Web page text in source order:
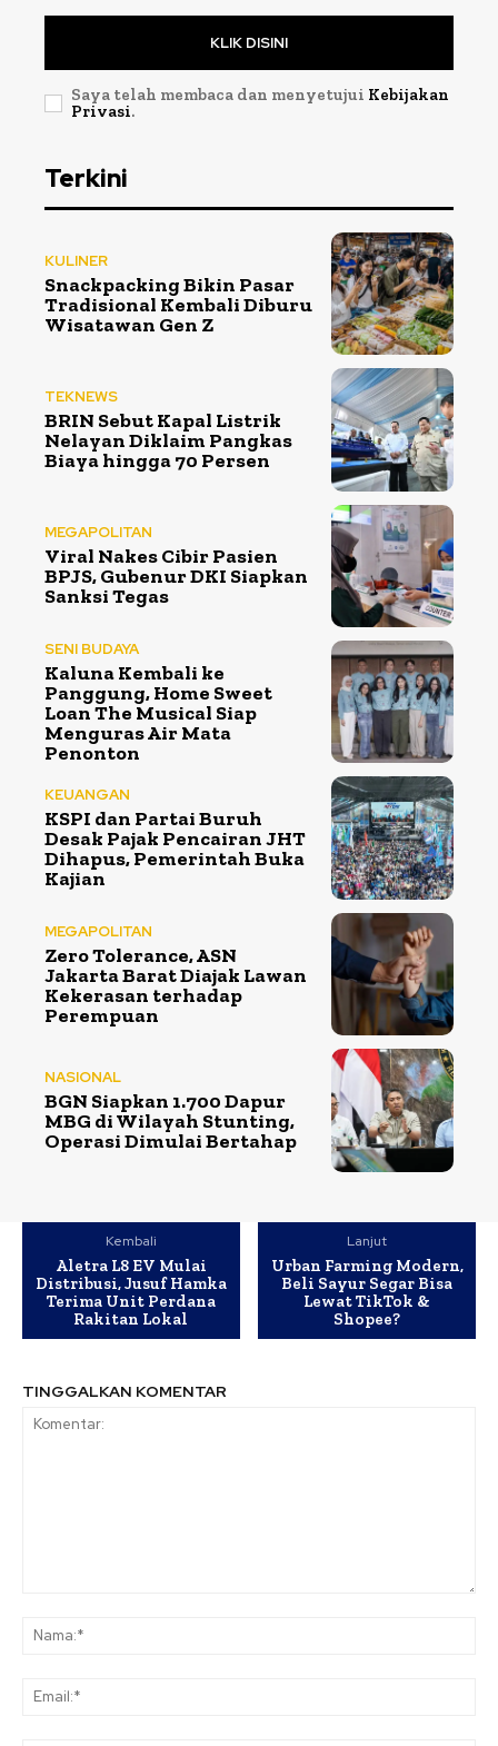
KLIK DISINI
Saya telah membaca dan menyetujui Kebijakan
Privasi.
Terkini
KULINER
Snackpacking Bikin Pasar
Tradisional Kembali Diburu
Wisatawan Gen Z
TEKNEWS
BRIN Sebut Kapal Listrik
Nelayan Diklaim Pangkas
Biaya hingga 70 Persen
MEGAPOLITAN
Viral Nakes Cibir Pasien
BPJS, Gubenur DKI Siapkan
Sanksi Tegas
SENI BUDAYA
Kaluna Kembali ke
Panggung, Home Sweet
Loan The Musical Siap
Menguras Air Mata
Penonton
KEUANGAN
KSPI dan Partai Buruh
Desak Pajak Pencairan JHT
Dihapus, Pemerintah Buka
Kajian
MEGAPOLITAN
Zero Tolerance, ASN
Jakarta Barat Diajak Lawan
Kekerasan terhadap
Perempuan
NASIONAL
BGN Siapkan 1.700 Dapur
MBG di Wilayah Stunting,
Operasi Dimulai Bertahap
Kembali
Aletra L8 EV Mulai
Distribusi, Jusuf Hamka
Terima Unit Perdana
Rakitan Lokal
Lanjut
Urban Farming Modern,
Beli Sayur Segar Bisa
Lewat TikTok &
Shopee?
TINGGALKAN KOMENTAR